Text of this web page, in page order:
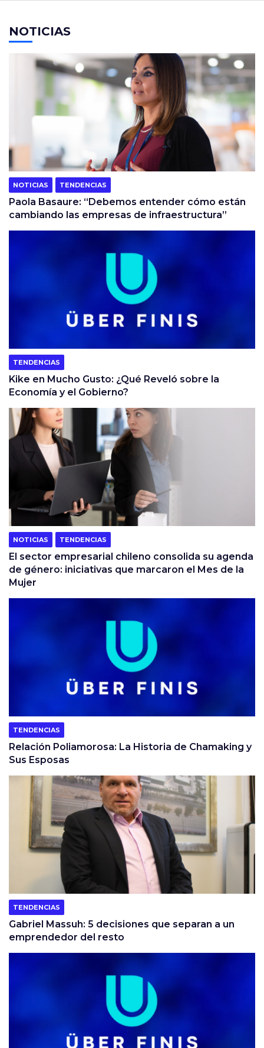
NOTICIAS
NOTICIAS TENDENCIAS
Paola Basaure: “Debemos entender cómo están
cambiando las empresas de infraestructura”
TENDENCIAS
Kike en Mucho Gusto: ¿Qué Reveló sobre la
Economía y el Gobierno?
NOTICIAS TENDENCIAS
El sector empresarial chileno consolida su agenda
de género: iniciativas que marcaron el Mes de la
Mujer
TENDENCIAS
Relación Poliamorosa: La Historia de Chamaking y
Sus Esposas
TENDENCIAS
Gabriel Massuh: 5 decisiones que separan a un
emprendedor del resto